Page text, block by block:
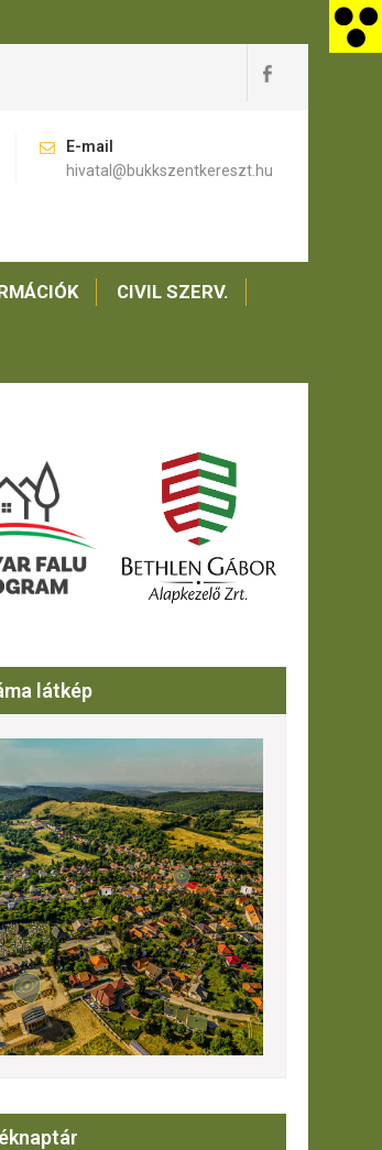
E-mail
hivatal@bukkszentkereszt.hu
CIVIL SZERV.
látkép